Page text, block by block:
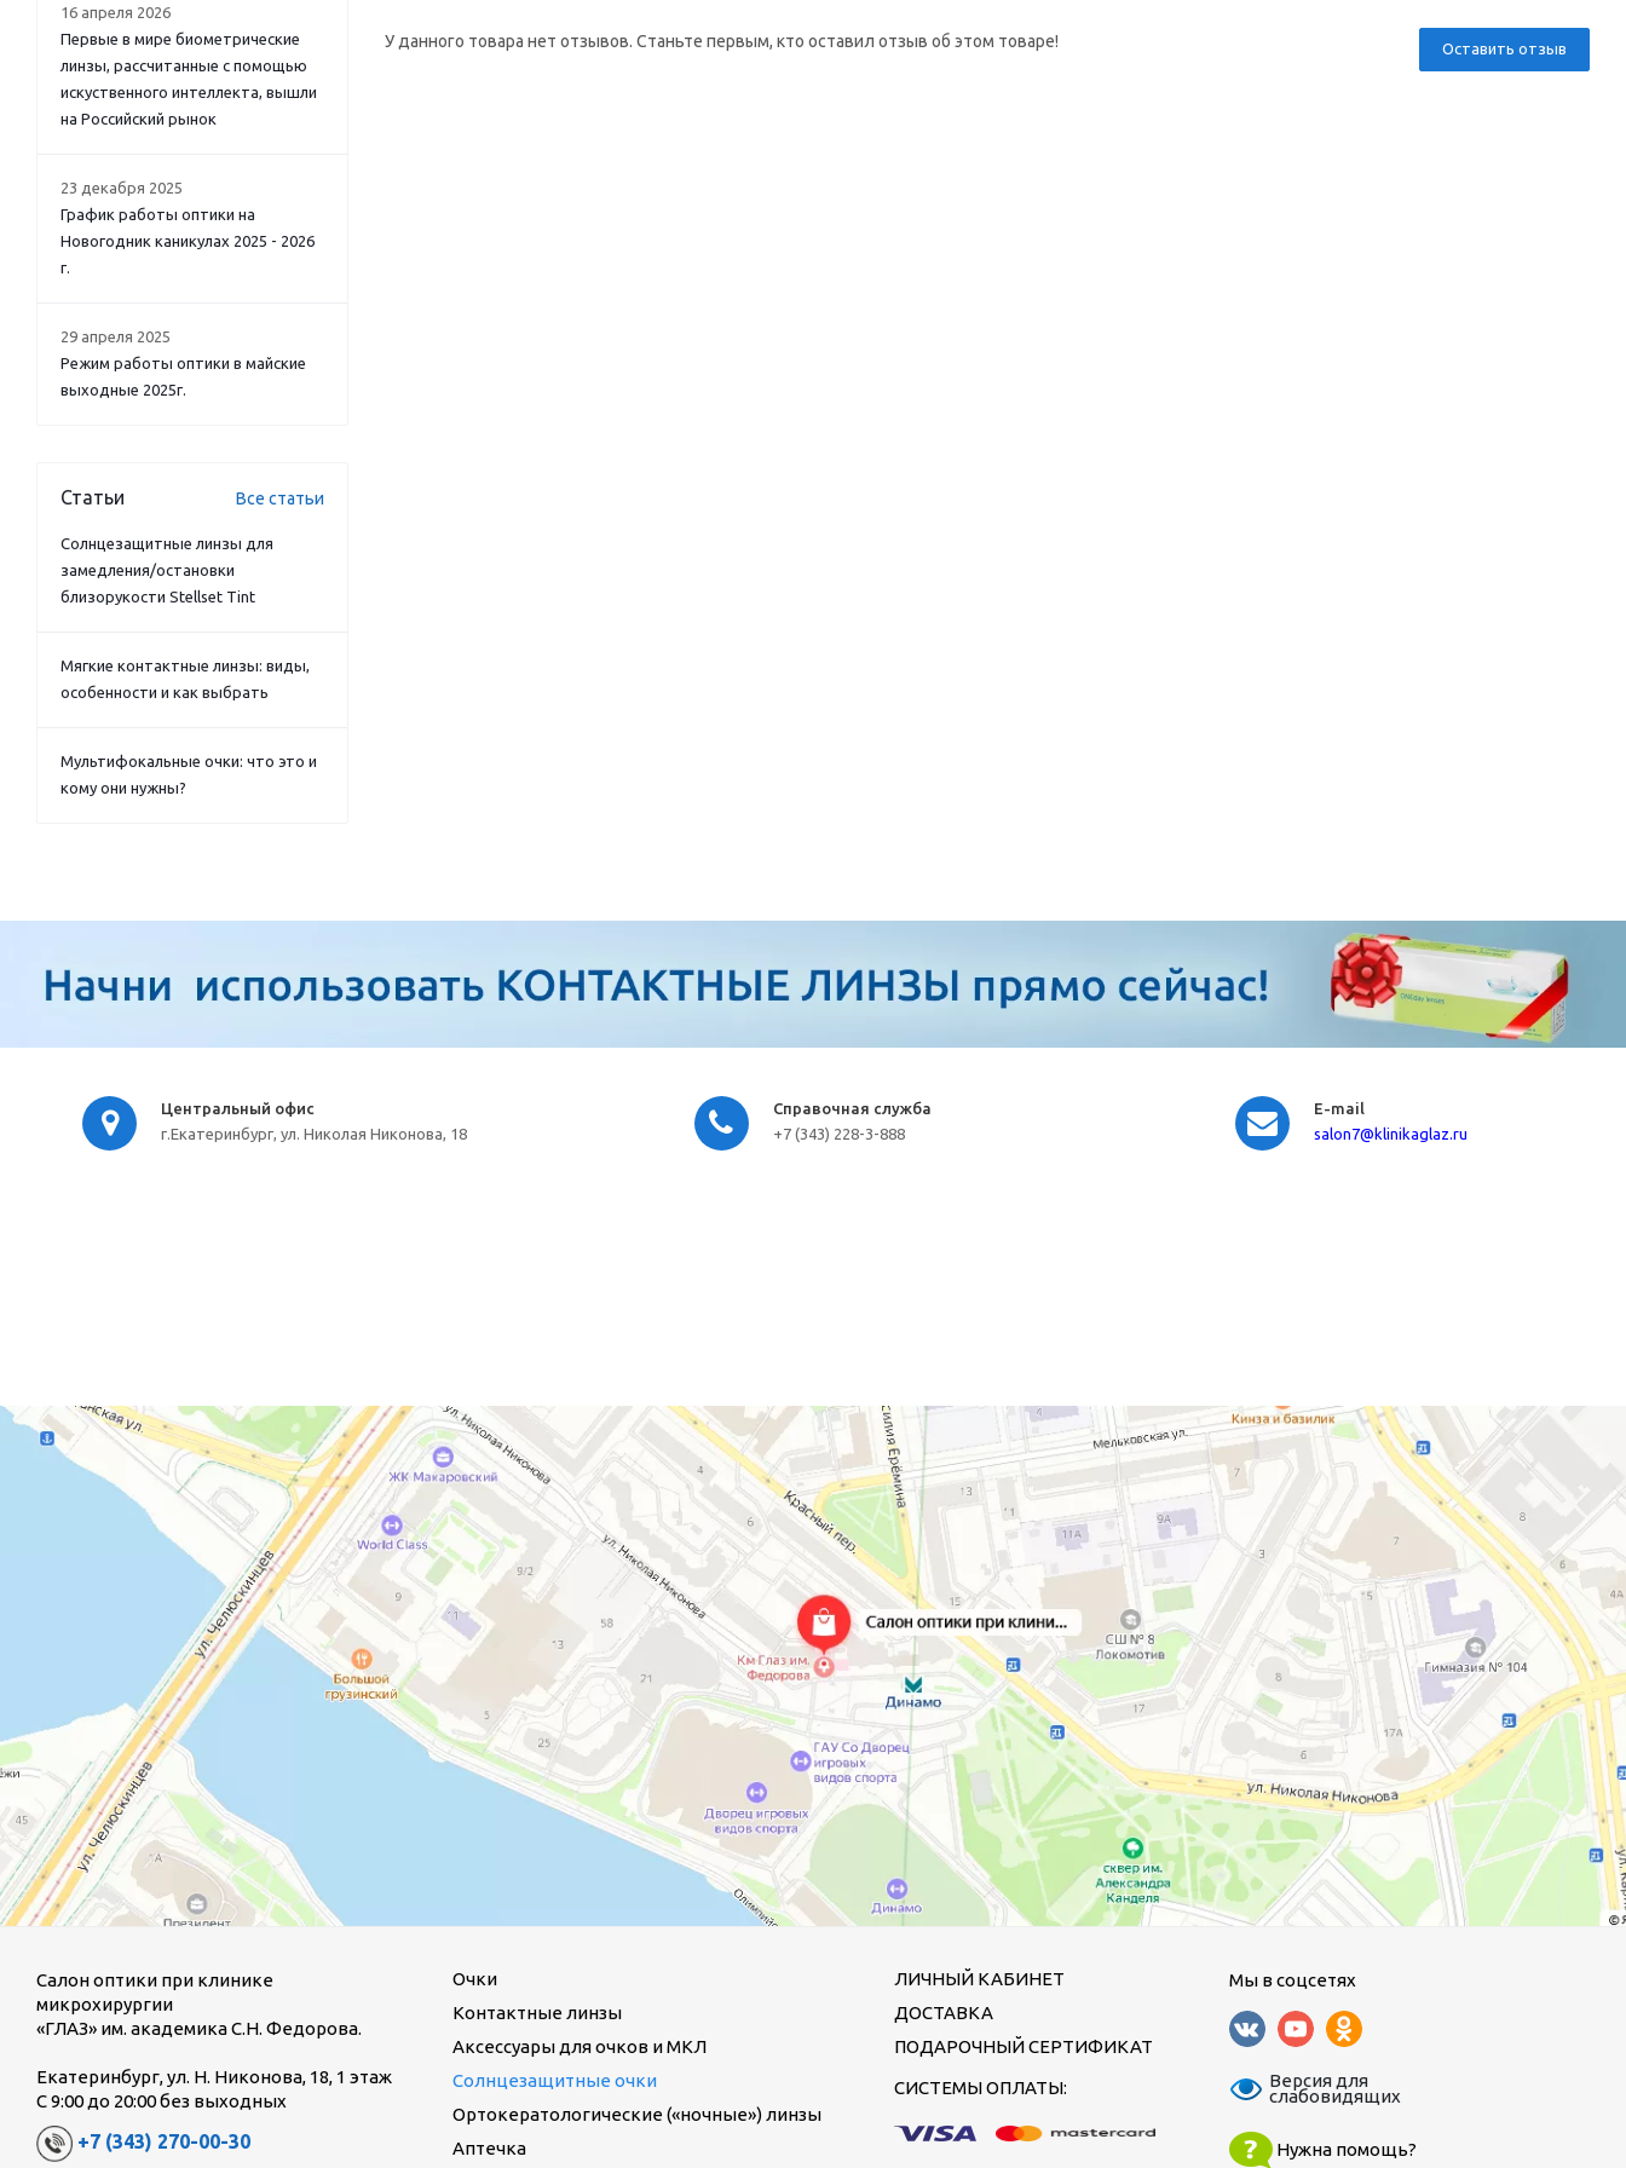
Оставить отзыв
У данного товара нет отзывов. Станьте первым, кто оставил отзыв об этом товаре!
16 апреля 2026
Первые в мире биометрические
линзы, рассчитанные с помощью
искуственного интеллекта, вышли
на Российский рынок
23 декабря 2025
График работы оптики на
Новогодник каникулах 2025 - 2026
г.
29 апреля 2025
Режим работы оптики в майские
выходные 2025г.
Статьи Все статьи
Солнцезащитные линзы для
замедления/остановки
близорукости Stellset Tint
Мягкие контактные линзы: виды,
особенности и как выбрать
Мультифокальные очки: что это и
кому они нужны?
Центральный офис
г.Екатеринбург, ул. Николая Никонова, 18
Справочная служба
+7 (343) 228-3-888
E-mail
salon7@klinikaglaz.ru
Салон оптики при клинике
микрохирургии
«ГЛАЗ» им. академика С.Н. Федорова.
Екатеринбург, ул. Н. Никонова, 18, 1 этаж
С 9:00 до 20:00 без выходных
+7 (343) 270-00-30
Очки
Контактные линзы
Аксессуары для очков и МКЛ
Солнцезащитные очки
Ортокератологические («ночные») линзы
Аптечка
ЛИЧНЫЙ КАБИНЕТ
ДОСТАВКА
ПОДАРОЧНЫЙ СЕРТИФИКАТ
СИСТЕМЫ ОПЛАТЫ:
Мы в соцсетях
Версия для
слабовидящих
Нужна помощь?